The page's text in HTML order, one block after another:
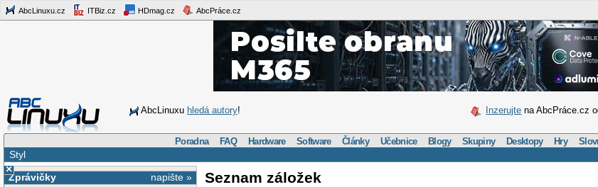
AbcLinuxu.cz ITBiz.cz HDmag.cz AbcPráce.cz
AbcLinuxu hledá autory! Inzerujte na AbcPráce.cz
Poradna FAQ Hardware Software Články Učebnice Blogy Skupiny Desktopy Hry
Styl
×
napište »
Zprávičky
Seznam záložek